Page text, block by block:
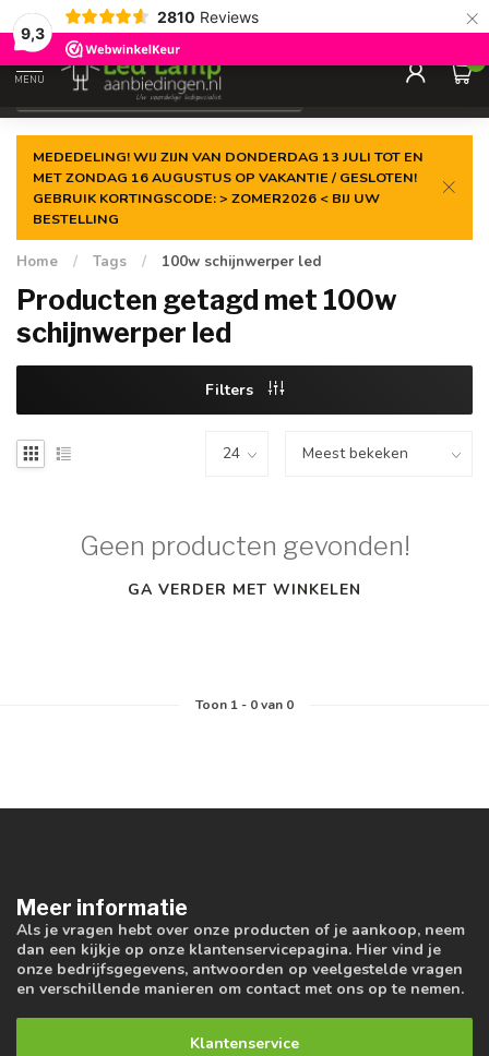
9,3
2810 Reviews ×
Gegarandeerde delaagste prijs
MENU
0
MEDEDELING! WIJ ZIJN VAN DONDERDAG 13 JULI TOT EN
MET ZONDAG 16 AUGUSTUS OP VAKANTIE / GESLOTEN!
GEBRUIK KORTINGSCODE: > ZOMER2026 < BIJ UW
BESTELLING
Home / Tags / 100w schijnwerper led
Producten getagd met 100w
schijnwerper led
Filters
Geen producten gevonden!
GA VERDER MET WINKELEN
Toon 1- 0van 0
Meer informatie
Als je vragen hebt over onze producten of je aankoop, neem
dan een kijkje op onze klantenservicepagina. Hier vind je
onze bedrijfsgegevens, antwoorden op veelgestelde vragen
en verschillende manieren om contact met ons op te nemen.
Klantenservice